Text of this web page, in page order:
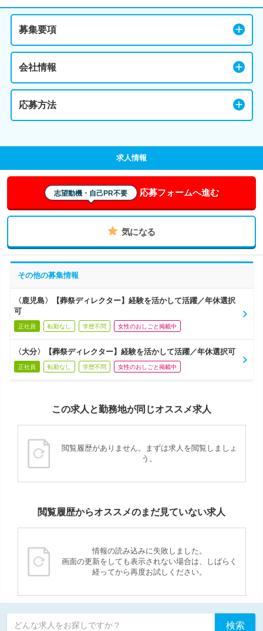
募集要項
会社情報
応募方法
求人情報
志望動機・自己PR不要 応募フォームへ進む
気になる
その他の募集情報
〈鹿児島〉【葬祭ディレクター】経験を活かして活躍／年休選択
可
正社員 転勤なし 学歴不問 女性のおしごと掲載中
〈大分〉【葬祭ディレクター】経験を活かして活躍／年休選択可
正社員 転勤なし 学歴不問 女性のおしごと掲載中
この求人と勤務地が同じオススメ求人
閲覧履歴がありません。まずは求人を閲覧しましょ
う。
閲覧履歴からオススメのまだ見ていない求人
情報の読み込みに失敗しました。
画面の更新をしても表示されない場合は、しばらく
経ってから再度お試しください。
どんな求人をお探しですか？ 検索